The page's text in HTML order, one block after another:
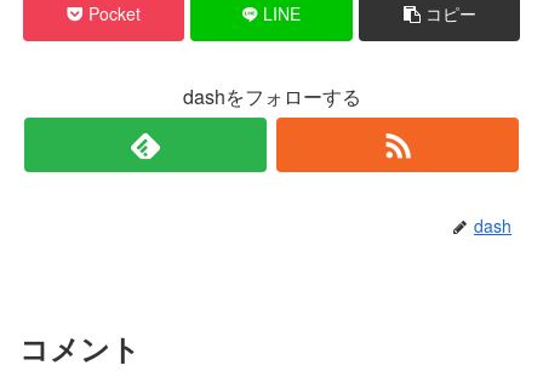
Pocket LINE コピー
dashをフォローする
dash
コメント